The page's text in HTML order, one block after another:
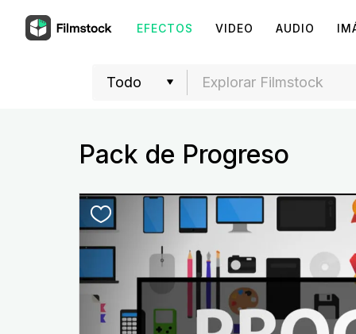
EFECTOS VIDEO AUDIO
Pack de Progreso